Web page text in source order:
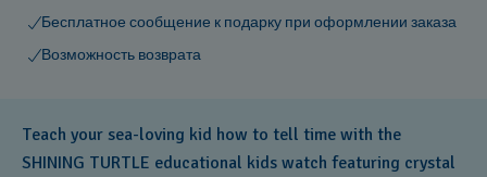
Бесплатное сообщение к подарку при оформлении заказа
Возможность возврата
Teach your sea-loving kid how to tell time with the
SHINING TURTLE educational kids watch featuring crystal